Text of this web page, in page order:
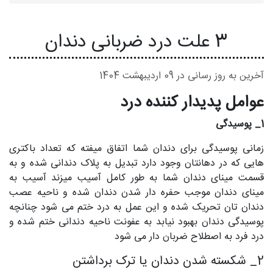
3 علت درد ضربانی دندان
آخرین به روز رسانی در 09 ارديبهشت 1404
عوامل پدیدار کننده درد
1_ پوسیدگی
زمانی پوسیدگی برای دندان شما اتفاق میفته که تعداد باکتری
هایی که در دهانتان وجود دارد تبدیل به پلاک دندانی شده و به
قسمت مینای دندان شما به طور کامل آسیب میزند آسیب به
مینای دندان موجب حفره دار شدن دندان شده و ناحیه عصب
دندان تان تحریک شده و این عمل به درد ختم می شود چنانچه
پوسیدگی دندان بهبود نیابد به عفونت ناحیه دندانی ختم شده و
درد فرد به اصطلاح ضربان دار می شود
2_ شکسته شدن دندان یا ترک برداشتن